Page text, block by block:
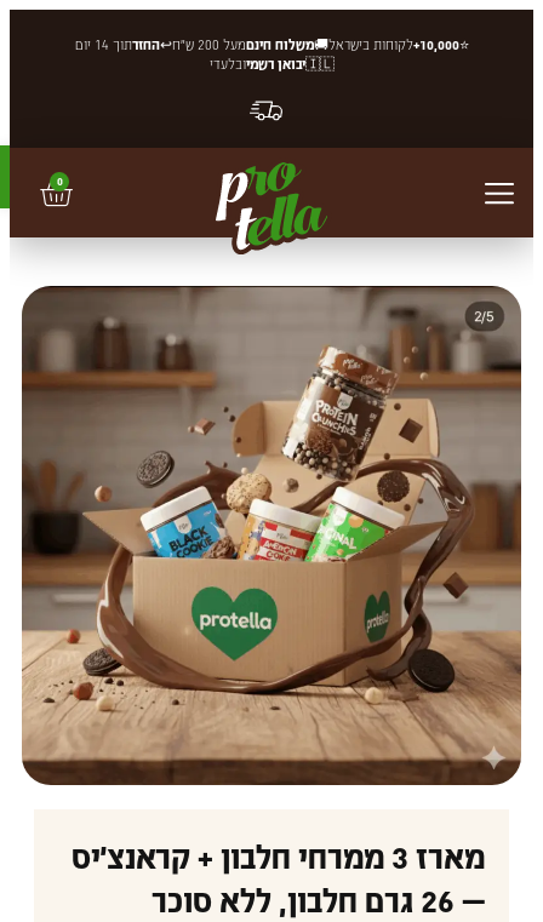
פתח
⭐
10,000+ לקוחות בישראל🚚משלוח חינםמעל 200 ש"ח ↩️החזרתוך 14 יום
🇮🇱יבואן רשמיובלעדי
0
מארז 3 ממרחי חלבון + קראנצ'יס
— 26 גרם חלבון, ללא סוכר